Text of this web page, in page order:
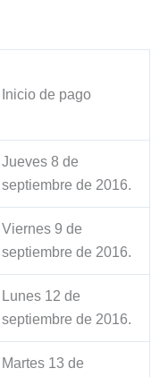
Inicio de pago
Jueves 8 de
septiembre de 2016.
Viernes 9 de
septiembre de 2016.
Lunes 12 de
septiembre de 2016.
Martes 13 de